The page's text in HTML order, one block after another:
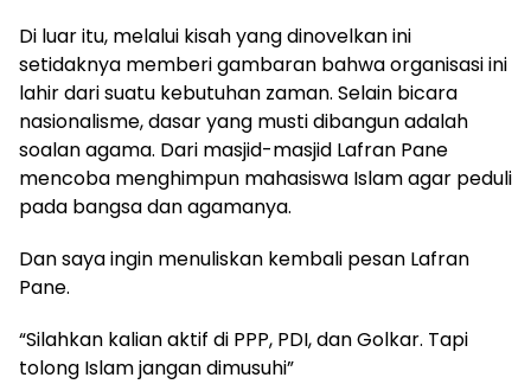
Di luar itu, melalui kisah yang dinovelkan ini
setidaknya memberi gambaran bahwa organisasi ini
lahir dari suatu kebutuhan zaman. Selain bicara
nasionalisme, dasar yang musti dibangun adalah
soalan agama. Dari masjid-masjid Lafran Pane
mencoba menghimpun mahasiswa Islam agar peduli
pada bangsa dan agamanya.
Dan saya ingin menuliskan kembali pesan Lafran
Pane.
“Silahkan kalian aktif di PPP, PDI, dan Golkar. Tapi
tolong Islam jangan dimusuhi”